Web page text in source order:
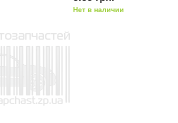
Нет в наличии